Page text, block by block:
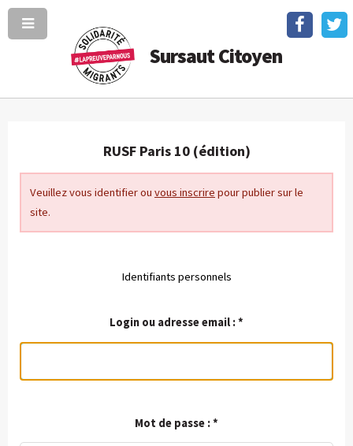
Sursaut Citoyen
RUSF Paris 10 (édition)
Veuillez vous identifier ou vous inscrire pour publier sur le
site.
Identifiants personnels
Login ou adresse email :*
Mot de passe :*